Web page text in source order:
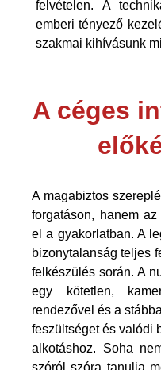
felvételen. A
emberi tényező
szakmai kihívásunk
A céges
A magabiztos
forgatáson, hanem
el a gyakorlatban. A
bizonytalanság teljes
felkészülés során. A
egy kötetlen,
rendezővel és a
feszültséget és valódi
alkotáshoz. Soha
szóról szóra tanulja